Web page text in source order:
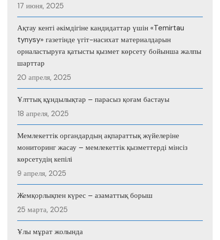
17 июня, 2025
Ақтау кенті әкімдігіне кандидаттар үшін «Temirtau
tynysy» газетінде үгіт-насихат материалдарын
орналастыруға қатысты қызмет көрсету бойынша жалпы
шарттар
20 апреля, 2025
Ұлттық құндылықтар – парасыз қоғам бастауы
18 апреля, 2025
Мемлекеттік органдардың ақпараттық жүйелеріне
мониторинг жасау – мемлекеттік қызметтерді мінсіз
көрсетудің кепілі
9 апреля, 2025
Жемқорлықпен күрес – азаматтық борыш
25 марта, 2025
Ұлы мұрат жолында